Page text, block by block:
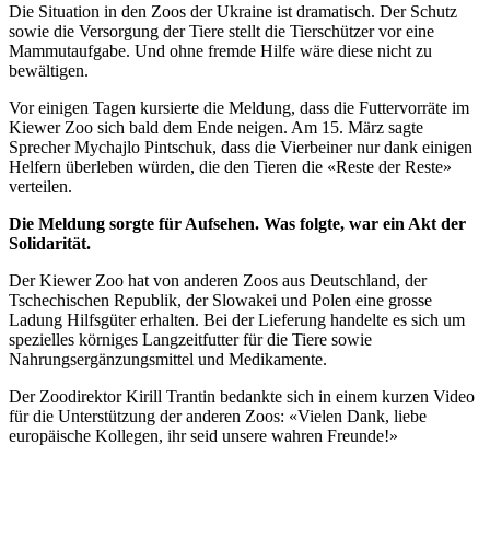
Die Situation in den Zoos der Ukraine ist dramatisch. Der Schutz
sowie die Versorgung der Tiere stellt die Tierschützer vor eine
Mammutaufgabe. Und ohne fremde Hilfe wäre diese nicht zu
bewältigen.
Vor einigen Tagen kursierte die Meldung, dass die Futtervorräte im
Kiewer Zoo sich bald dem Ende neigen. Am 15. März sagte
Sprecher Mychajlo Pintschuk, dass die Vierbeiner nur dank einigen
Helfern überleben würden, die den Tieren die «Reste der Reste»
verteilen.
Die Meldung sorgte für Aufsehen. Was folgte, war ein Akt der
Solidarität.
Der Kiewer Zoo hat von anderen Zoos aus Deutschland, der
Tschechischen Republik, der Slowakei und Polen eine grosse
Ladung Hilfsgüter erhalten. Bei der Lieferung handelte es sich um
spezielles körniges Langzeitfutter für die Tiere sowie
Nahrungsergänzungsmittel und Medikamente.
Der Zoodirektor Kirill Trantin bedankte sich in einem kurzen Video
für die Unterstützung der anderen Zoos: «Vielen Dank, liebe
europäische Kollegen, ihr seid unsere wahren Freunde!»